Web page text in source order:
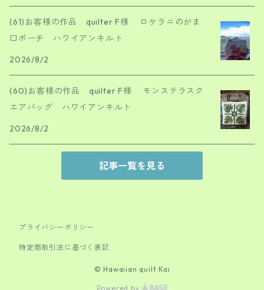
(61)お客様の作品 quilter F様 ロケラニのがま
口ポーチ ハワイアンキルト
2026/8/2
(60)お客様の作品 quilter F様 モンステラスク
エアバッグ ハワイアンキルト
2026/8/2
記事一覧を見る
プライバシーポリシー
特定商取引法に基づく表記
© Hawaiian quilt Kai
Powered by